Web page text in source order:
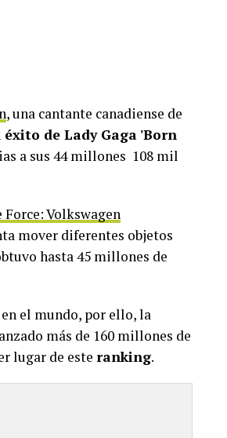
, una cantante canadiense de
éxito de Lady Gaga 'Born
a sus 44 millones 108 mil
Force: Volkswagen
mover diferentes objetos
hasta 45 millones de
el mundo, por ello, la
más de 160 millones de
lugar de este ranking.